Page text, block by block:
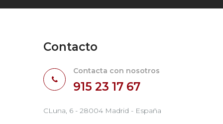
Contacto
Contacta con nosotros
915 23 17 67
CLuna, 6 - 28004 Madrid - España